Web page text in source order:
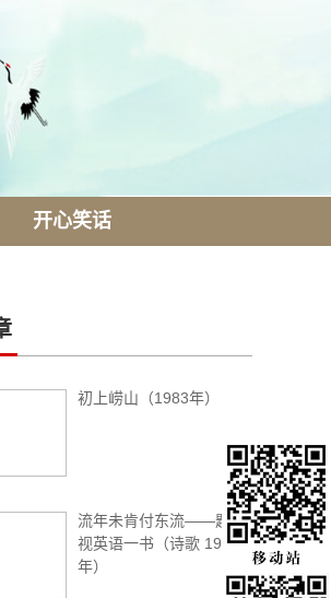
开心笑话
初上崂山（1983年）
流年未肯付东流——题电
视英语一书（诗歌 1990
年）